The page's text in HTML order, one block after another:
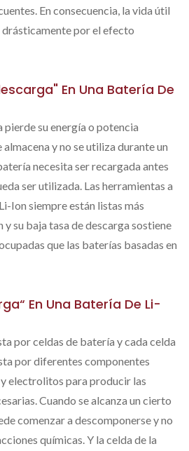
En consecuencia, la vida útil
por el efecto
En Una Batería De
su energía o potencia
y no se utiliza durante un
necesita ser recargada antes
ser utilizada. Las herramientas a
Ion siempre están listas más
su baja tasa de descarga sostiene
que las baterías basadas en
En Una Batería De Li-
por celdas de batería y cada celda
por diferentes componentes
electrolitos para producir las
Cuando se alcanza un cierto
comenzar a descomponerse y no
químicas. Y la celda de la